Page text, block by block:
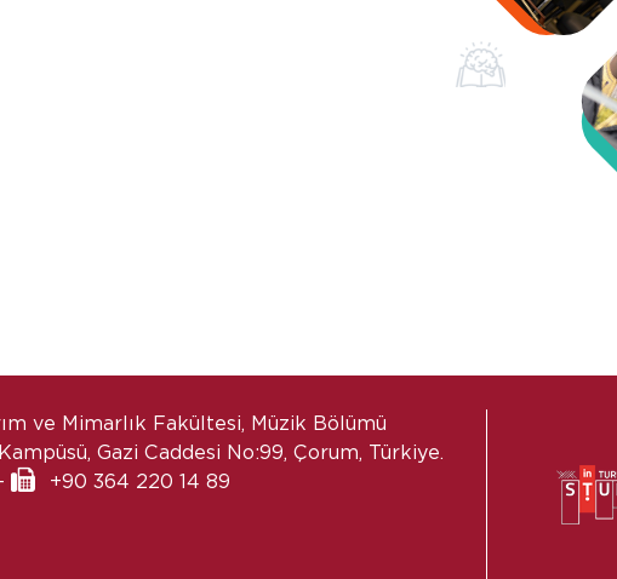
ve Mimarlık Fakültesi, Müzik Bölümü
Gazi Caddesi No:99, Çorum, Türkiye.
-
+90 364 220 14 89